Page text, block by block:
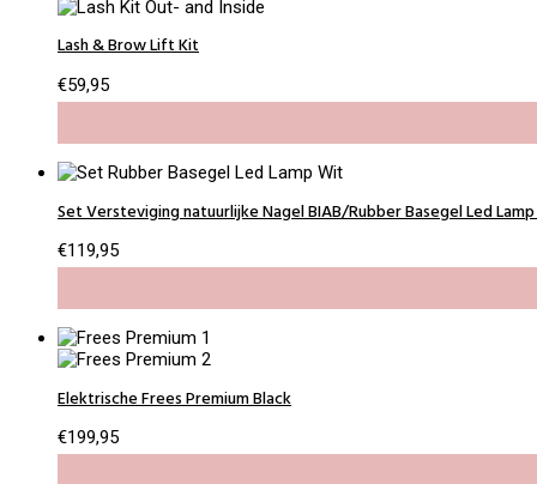
Lash & Brow Lift Kit
€59,95
Set Versteviging natuurlijke Nagel BIAB/Rubber Basegel Led
€119,95
Elektrische Frees Premium Black
€199,95